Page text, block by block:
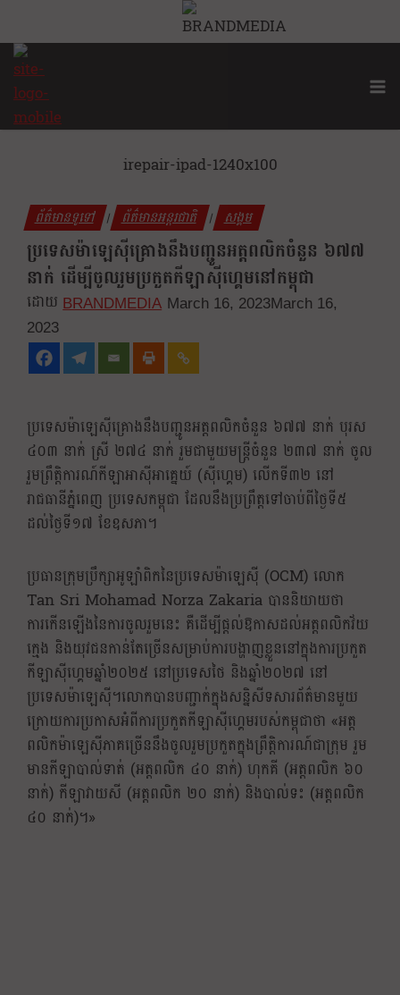
content
irepair-ipad-1240x100
ព័ត៌មានទូទៅ | ព័ត៌មានអន្តរជាតិ | សង្គម
ប្រទេសម៉ាឡេស៊ីគ្រោងនឹងបញ្ជូនអត្តពលិកចំនួន ៦៧៧
នាក់ ដើម្បីចូលរួមប្រកួតកីឡាស៊ីហ្គេមនៅកម្ពុជា
BRANDMEDIA March 16, 2023March 16,
2023
ប្រទេសម៉ាឡេស៊ីគ្រោងនឹងបញ្ជូនអត្តពលិកចំនួន ៦៧៧ នាក់ បុរស
៤០៣ នាក់ ស្រី ២៧៤ នាក់ រួមជាមួយមន្ត្រីចំនួន ២៣៧ នាក់ ចូល
រួមព្រឹត្តិការណ៍កីឡាអាស៊ីអាគ្នេយ៍ (ស៊ីហ្គេម) លើកទី៣២ នៅ
រាជធានីភ្នំពេញ ប្រទេសកម្ពុជា ដែលនឹងប្រព្រឹត្តទៅចាប់ពីថ្ងៃទី៥
ដល់ថ្ងៃទី១៧ ខែឧសភា។
ប្រធានក្រុមប្រឹក្សាអូឡាំពិកនៃប្រទេសម៉ាឡេស៊ី (OCM) លោក
Tan Sri Mohamad Norza Zakaria បាននិយាយថា
ការកើនឡើងនៃការចូលរួមនេះ គឺដើម្បីផ្តល់ឱកាសដល់អត្តពលិកវ័យ
ក្មេង និងយុវជនកាន់តែច្រើនសម្រាប់ការបង្ហាញខ្លួននៅក្នុងការប្រកួត
កីឡាស៊ីហ្គេមឆ្នាំ២០២៥ នៅប្រទេសថៃ និងឆ្នាំ២០២៧ នៅ
ប្រទេសម៉ាឡេស៊ី។លោកបានបញ្ជាក់ក្នុងសន្និសីទសារព័ត៌មានមួយ
ក្រោយការប្រកាសអំពីការប្រកួតកីឡាស៊ីហ្គេមរបស់កម្ពុជាថា «អត្ត
ពលិកម៉ាឡេស៊ីភាគច្រើននឹងចូលរួមប្រកួតក្នុងព្រឹត្តិការណ៍ជាក្រុម រួម
មានកីឡាបាល់ទាត់ (អត្តពលិក ៤០ នាក់) ហុកគី (អត្តពលិក ៦០
នាក់) កីឡាវាយសី (អត្តពលិក ២០ នាក់) និងបាល់ទះ (អត្តពលិក
៤០ នាក់)។»